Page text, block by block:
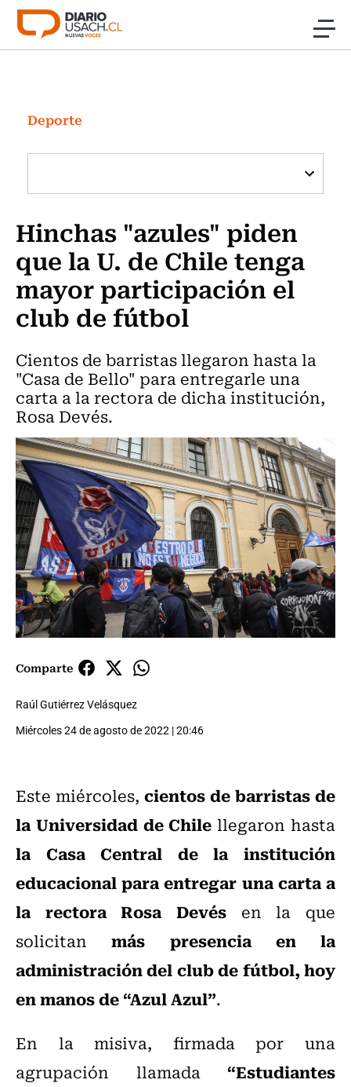
Click acá para ir directamente al contenido
Investigación
Cultura
Programas Radio y TV Usach
Deporte
Hinchas "azules" piden
que la U. de Chile tenga
mayor participación el
club de fútbol
Cientos de barristas llegaron hasta la
"Casa de Bello" para entregarle una
carta a la rectora de dicha institución,
Rosa Devés.
Comparte
Raúl Gutiérrez Velásquez
Miércoles 24 de agosto de 2022 | 20:46
Este miércoles, cientos de barristas de
la Universidad de Chile llegaron hasta
la Casa Central de la institución
educacional para entregar una carta a
la rectora Rosa Devés en la que
solicitanmás presencia en la
administración del club de fútbol, hoy
en manos de “Azul Azul”.
En la misiva, firmada por una
agrupación llamada “Estudiantes